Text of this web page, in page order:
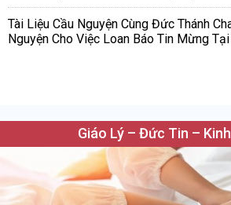
Tài Liệu Cầu Nguyện Cùng Đức Thánh
Nguyện Cho Việc Loan Báo Tin Mừng
Giáo Lý – Đức Tin –